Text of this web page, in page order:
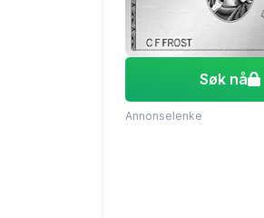
Søk nå
Annonselenke